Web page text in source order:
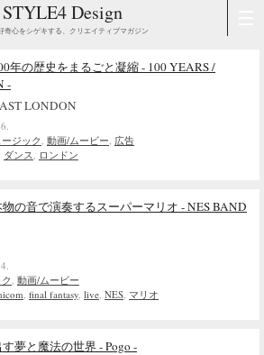
STYLE4 Design
奇心をシゲキする、クリエイティブマガジン
年の歴史をまるごと凝縮 - 100 YEARS /
-
ージック, 動画/ムービー, 広告
ダンス, ロンドン
の音で演奏するスーパーマリオ - NES BAND
, 動画/ムービー
, final fantasy, live, NES, マリオ
夢と魔法の世界 - Pogo -